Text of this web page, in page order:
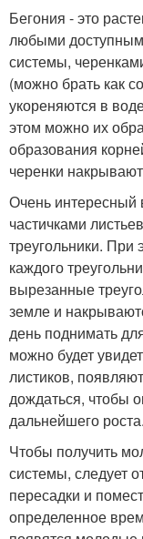
Бегония - это
любыми
системы,
(можно брать как
укореняются в
этом можно их
образования
черенки
Очень интересный
частичками
треугольники.
каждого
вырезанные
земле и
день поднимать
можно будет
листиков,
дождаться, чтобы
дальнейшего роста.
Чтобы получить
системы, следует
пересадки и
определенное